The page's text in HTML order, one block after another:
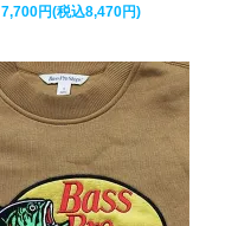
7,700円(税込8,470円)